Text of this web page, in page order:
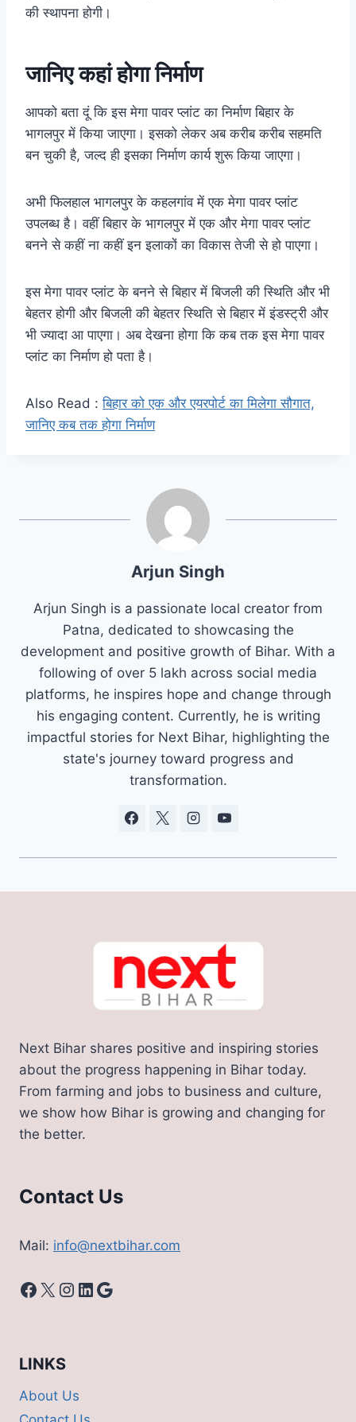
की स्थापना होगी।
जानिए कहां होगा निर्माण
आपको बता दूं कि इस मेगा पावर प्लांट का निर्माण बिहार के
भागलपुर में किया जाएगा। इसको लेकर अब करीब करीब सहमति
बन चुकी है, जल्द ही इसका निर्माण कार्य शुरू किया जाएगा।
अभी फिलहाल भागलपुर के कहलगांव में एक मेगा पावर प्लांट
उपलब्ध है। वहीं बिहार के भागलपुर में एक और मेगा पावर प्लांट
बनने से कहीं ना कहीं इन इलाकों का विकास तेजी से हो पाएगा।
इस मेगा पावर प्लांट के बनने से बिहार में बिजली की स्थिति और भी
बेहतर होगी और बिजली की बेहतर स्थिति से बिहार में इंडस्ट्री और
भी ज्यादा आ पाएगा। अब देखना होगा कि कब तक इस मेगा पावर
प्लांट का निर्माण हो पता है।
Also Read :बिहार को एक और एयरपोर्ट का मिलेगा सौगात,
जानिए कब तक होगा निर्माण
Arjun Singh
Arjun Singh is a passionate local creator from
Patna, dedicated to showcasing the
development and positive growth of Bihar. With a
following of over 5 lakh across social media
platforms, he inspires hope and change through
his engaging content. Currently, he is writing
impactful stories for Next Bihar, highlighting the
state's journey toward progress and
transformation.
Next Bihar shares positive and inspiring stories
about the progress happening in Bihar today.
From farming and jobs to business and culture,
we show how Bihar is growing and changing for
the better.
Contact Us
Mail: info@nextbihar.com
Facebook
X Instagram
LinkedIn
Google
LINKS
About Us